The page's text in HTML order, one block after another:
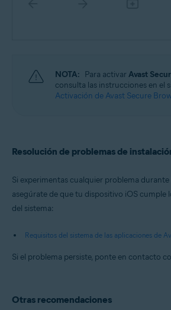
NOTA: Para activarAvast
consulta las instrucciones en el
Activación de Avast Secure
Resolución de problemas de
Si experimentas cualquier problema durante
asegúrate de que tu dispositivo iOS cumple
del sistema:
Requisitos del sistema de las aplicaciones de
Si el problema persiste, ponte en contacto
Otras recomendaciones